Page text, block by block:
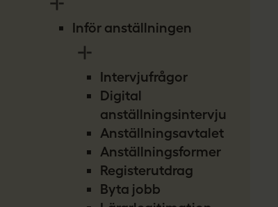
Inför anställningen
Intervjufrågor
Digital
anställningsintervju
Anställningsavtalet
Anställningsformer
Registerutdrag
Byta jobb